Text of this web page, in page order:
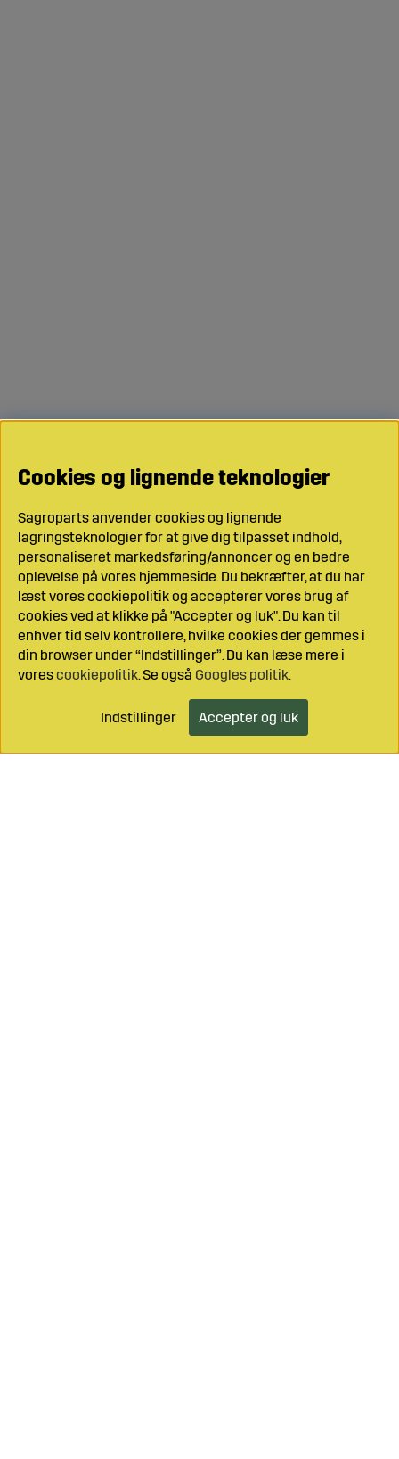
Læg i indkøbsvognen
Cookies og lignende teknologier
Sagroparts anvender cookies og lignende
lagringsteknologier for at give dig tilpasset indhold,
personaliseret markedsføring/annoncer og en bedre
oplevelse på vores hjemmeside. Du bekræfter, at du har
læst vores cookiepolitik og accepterer vores brug af
cookies ved at klikke på "Accepter og luk". Du kan til
enhver tid selv kontrollere, hvilke cookies der gemmes i
din browser under “Indstillinger”. Du kan læse mere i
vorescookiepolitik. Se også Googles politik.
Indstillinger Accepter og luk